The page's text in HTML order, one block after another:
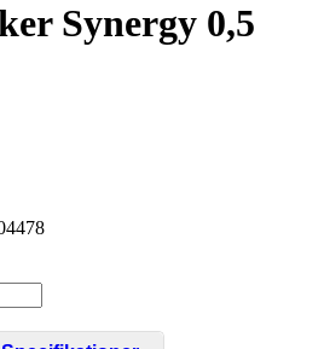
Synergy 0,5